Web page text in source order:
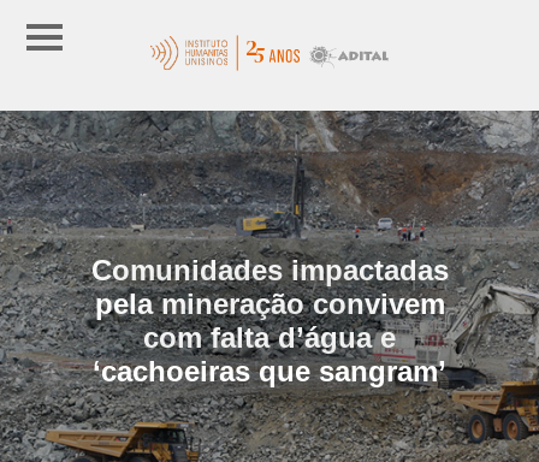
Comunidades impactadas
pela mineração convivem
com falta d’água e
‘cachoeiras que sangram’